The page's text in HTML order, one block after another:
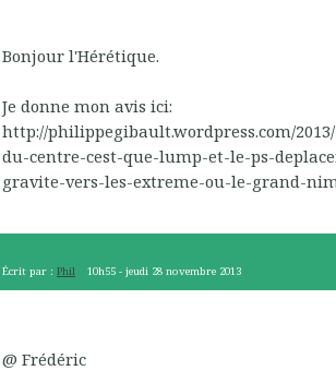
Bonjour l'Hérétique.
Je donne mon avis ici:
http://philippegibault.wordpress.com/
du-centre-cest-que-lump-et-le-ps-
gravite-vers-les-extreme-ou-le-grand-
Écrit par : Phil 10h55 -jeudi 28 novembre 2013
@ Frédéric